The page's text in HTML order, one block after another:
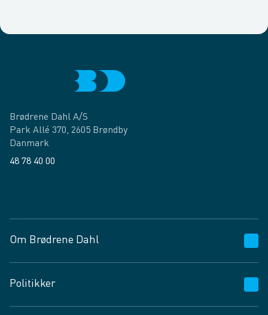
Brødrene Dahl A/S
Park Allé 370, 2605 Brøndby
Danmark
48 78 40 00
Om Brødrene Dahl
Vagttelefon 30 10 89 89
Spørgsmål og svar
Politikker